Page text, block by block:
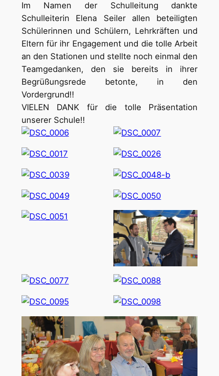
Im Namen der Schulleitung dankte
Schulleiterin Elena Seiler allen beteiligten
Schülerinnen und Schülern, Lehrkräften und
Eltern für ihr Engagement und die tolle Arbeit
an den Stationen und stellte noch einmal den
Teamgedanken, den sie bereits in ihrer
Begrüßungsrede betonte, in den
Vordergrund!!
VIELEN DANK für die tolle Präsentation
unserer Schule!!